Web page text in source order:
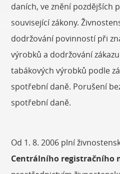
daních, ve znění pozdějších
související zákony.
dodržování povinností při
výrobků a dodržování
tabákových výrobků podle
spotřební daně. Porušení
spotřební daně.
Od 1. 8. 2006 plní
Centrálního registračního